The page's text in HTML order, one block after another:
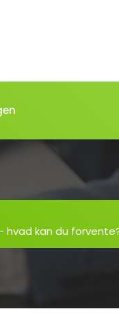
hvad kan du